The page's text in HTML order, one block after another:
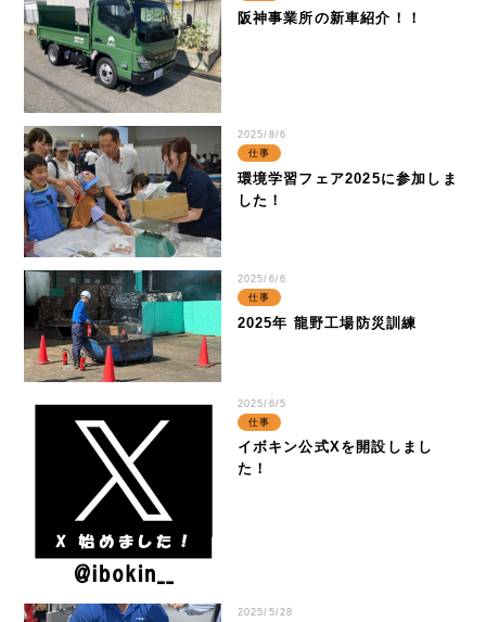
財務ハイライト
IRカレンダー
IRニュース
IRよくある質問
IRお問合せ
イボキン ブログ
contact
お問い合わせ
ご相談・ご質問はお気軽にどうぞ。
email
阪神事業所の新車紹介！！
仕事
2025/8/6
環境学習フェア2025に参加しま
した！
仕事
2025/6/6
2025年 龍野工場防災訓練
仕事
2025/6/5
イボキン公式Xを開設しまし
た！
2025/5/28